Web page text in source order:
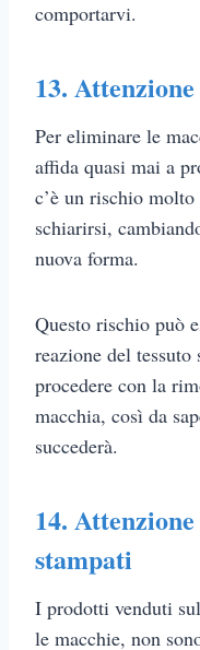
comportarvi.
13.
Per eliminare le
affida quasi mai a
c’è un rischio
schiarirsi,
nuova forma.
Questo rischio può
reazione del
procedere con la
macchia, così da
succederà.
14.
stampati
I prodotti venduti
le macchie, non